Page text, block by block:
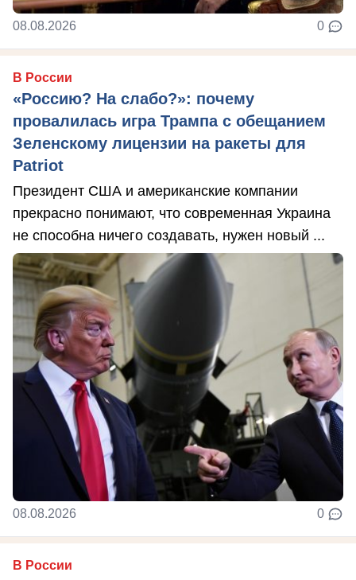
08.08.2026 0
В России
«Россию? На слабо?»: почему
провалилась игра Трампа с обещанием
Зеленскому лицензии на ракеты для
Patriot
Президент США и американские компании
прекрасно понимают, что современная Украина
не способна ничего создавать, нужен новый ...
08.08.2026 0
В России